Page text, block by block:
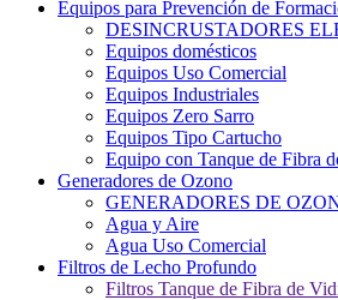
Equipos para Prevención de
DESINCRUSTADORES
Equipos domésticos
Equipos Uso Comercial
Equipos Industriales
Equipos Zero Sarro
Equipos Tipo Cartucho
Equipo con Tanque de Fibra
Generadores de Ozono
GENERADORES DE
Agua y Aire
Agua Uso Comercial
Filtros de Lecho Profundo
Filtros Tanque de Fibra de